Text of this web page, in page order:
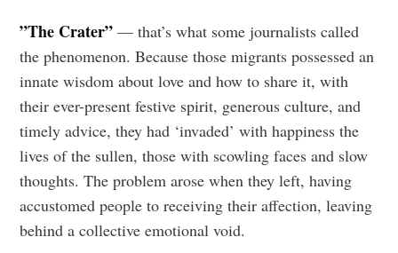
”The Crater”— that’s what some journalists called
the phenomenon. Because those migrants possessed an
innate wisdom about love and how to share it, with
their ever-present festive spirit, generous culture, and
timely advice, they had ‘invaded’ with happiness the
lives of the sullen, those with scowling faces and slow
thoughts. The problem arose when they left, having
accustomed people to receiving their affection, leaving
behind a collective emotional void.